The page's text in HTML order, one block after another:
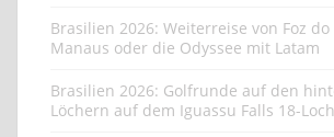
Brasilien 2026: Weiterreise von Foz
Manaus oder die Odyssee mit Latam
Brasilien 2026: Golfrunde auf den
Löchern auf dem Iguassu Falls 18-